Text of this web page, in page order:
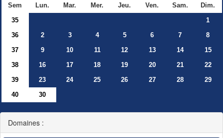
Sem Lun. Mar. Mer. Jeu. Ven. Sam.
Dim.
35
1
36
2 3 4 5 6 7
8
37
9 10 11 12 13 14
15
38
16 17 18 19 20 21
22
39
23 24 25 26 27 28
29
40
30
Domaines :